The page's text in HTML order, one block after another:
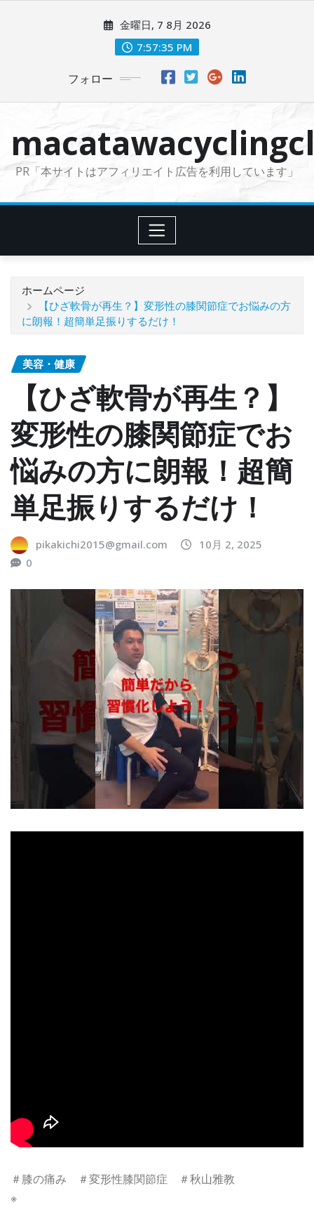
に
金曜日, 7 8月 2026
7:57:37 PM
フォロー
PR「本サイトはアフィリエイト広告を利用しています」
ホームページ
【ひざ軟骨が再生？】変形性の膝関節症でお悩みの方
に朗報！超簡単足振りするだけ！
美容・健康
【ひざ軟骨が再生？】
変形性の膝関節症でお
悩みの方に朗報！超簡
単足振りするだけ！
pikakichi2015@gmail.com
10月 2, 2025
0
＃膝の痛み ＃変形性膝関節症 ＃秋山雅教
※